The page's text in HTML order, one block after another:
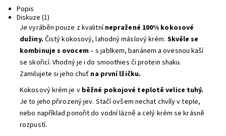
Popis
Diskuze (1)
Je vyráběn pouze z kvalitníne­pražené 100% kokosové
dužiny. Čistý kokosový, lahodný máslový krém. Skvěle se
kombinuje s ovocem– s jablkem, banánem a ovesnou kaší
se skořicí. Vhodný je i do smoothies či protein shaku.
Zamilujete si jeho chuť na první lžičku.
Kokosový krém je vběžné pokojové teplotě velice tuhý.
Je to jeho přirozený jev. Stačí ovšem nechat chvíly v teple,
nebo například ponořit do vodní lázně a celý krém se krásně
rozpustí.